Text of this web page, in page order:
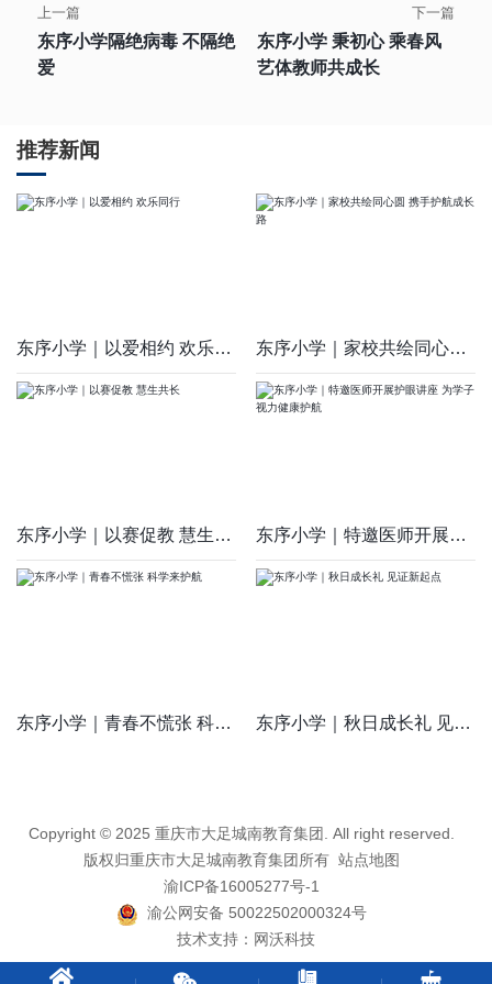
上一篇
东序小学隔绝病毒 不隔绝
爱
下一篇
东序小学 秉初心 乘春风
艺体教师共成长
推荐新闻
东序小学｜以爱相约 欢乐同行 东序小学｜家校共绘同心圆 携手护航成长路
东序小学｜以赛促教 慧生共长 东序小学｜特邀医师开展护眼讲座 为学子视力健康护航
东序小学｜青春不慌张 科学来护航 东序小学｜秋日成长礼 见证新起点
Copyright © 2025 重庆市大足城南教育集团. All right reserved.
版权归重庆市大足城南教育集团所有 站点地图
渝ICP备16005277号-1
渝公网安备 50022502000324号
技术支持： 网沃科技
 